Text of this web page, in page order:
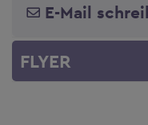
E-Mail
FLYER